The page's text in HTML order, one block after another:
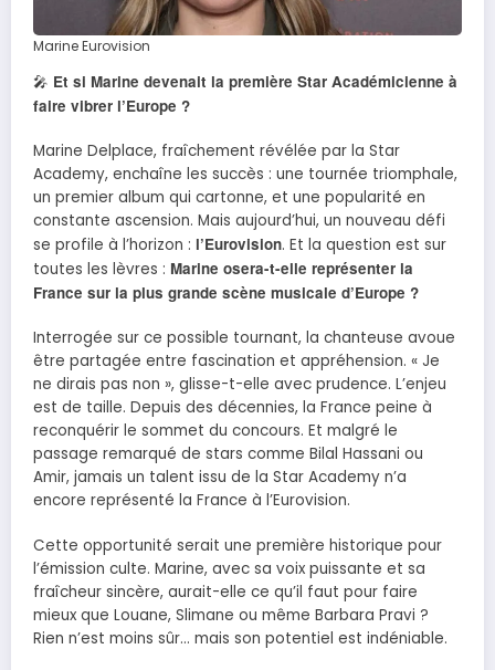
Marine Eurovision
🎤 Et si Marine devenait la première Star Académicienne à
faire vibrer l’Europe ?
Marine Delplace, fraîchement révélée par la Star
Academy, enchaîne les succès : une tournée triomphale,
un premier album qui cartonne, et une popularité en
constante ascension. Mais aujourd’hui, un nouveau défi
se profile à l’horizon : l’Eurovision. Et la question est sur
toutes les lèvres : Marine osera-t-elle représenter la
France sur la plus grande scène musicale d’Europe ?
Interrogée sur ce possible tournant, la chanteuse avoue
être partagée entre fascination et appréhension. « Je
ne dirais pas non », glisse-t-elle avec prudence. L’enjeu
est de taille. Depuis des décennies, la France peine à
reconquérir le sommet du concours. Et malgré le
passage remarqué de stars comme Bilal Hassani ou
Amir, jamais un talent issu de la Star Academy n’a
encore représenté la France à l’Eurovision.
Cette opportunité serait une première historique pour
l’émission culte. Marine, avec sa voix puissante et sa
fraîcheur sincère, aurait-elle ce qu’il faut pour faire
mieux que Louane, Slimane ou même Barbara Pravi ?
Rien n’est moins sûr… mais son potentiel est indéniable.